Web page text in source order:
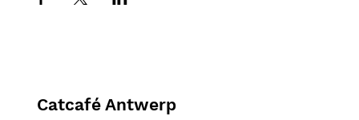
Catcafé Antwerp